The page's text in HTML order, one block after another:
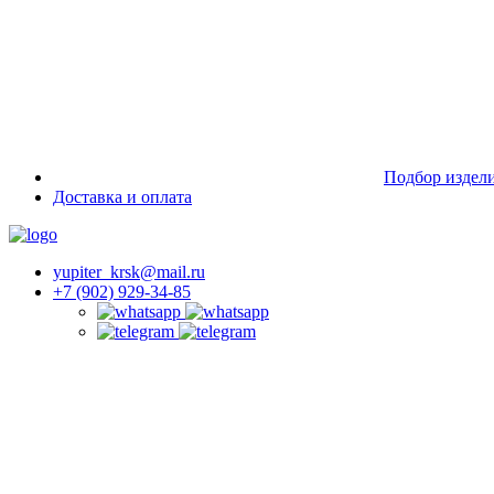
Подбор
Доставка и оплата
yupiter_krsk@mail.ru
+7 (902) 929-34-85